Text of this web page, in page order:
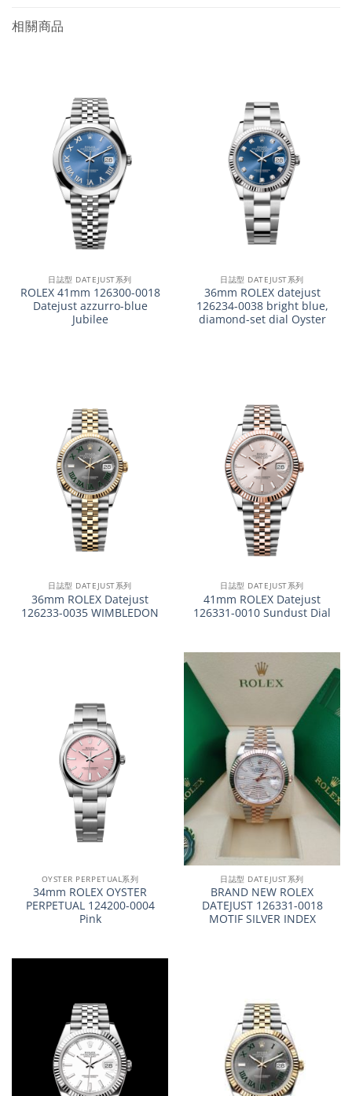
相關商品
日誌型 DATEJUST系列
ROLEX 41mm 126300-0018
Datejust azzurro-blue
Jubilee
日誌型 DATEJUST系列
36mm ROLEX datejust
126234-0038 bright blue,
diamond-set dial Oyster
日誌型 DATEJUST系列
36mm ROLEX Datejust
126233-0035 WIMBLEDON
日誌型 DATEJUST系列
41mm ROLEX Datejust
126331-0010 Sundust Dial
OYSTER PERPETUAL系列
34mm ROLEX OYSTER
PERPETUAL 124200-0004
Pink
日誌型 DATEJUST系列
BRAND NEW ROLEX
DATEJUST 126331-0018
MOTIF SILVER INDEX